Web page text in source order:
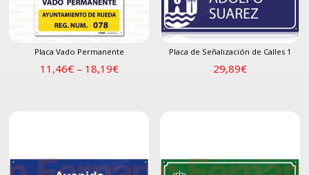
Placa Vado Permanente
11,46€– 18,19€
Placa de Señalización de Calles 1
29,89€